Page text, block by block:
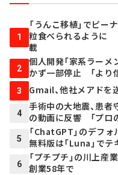
1
「うんこ移植」でピー
粒食べられるように
載
2
個人開発「家系ラー
かず一部停止 「より
3 Gmail、他社メアドを
4
手術中の大地震、患
の動画に反響 「プロの
5
「ChatGPT」のデフォ
無料版は「Luna」で
6
「プチプチ」の川上産
創業58年で